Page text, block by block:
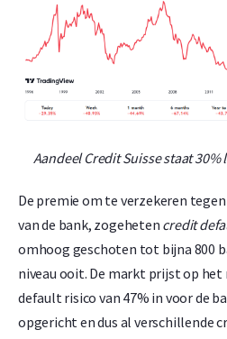
Aandeel Credit Suisse staat 30%
De premie om te verzekeren
van de bank, zogeheten credit
omhoog geschoten tot bijna 800
niveau ooit. De markt prijst op
default risico van 47% in voor de
opgericht en dus al verschillende